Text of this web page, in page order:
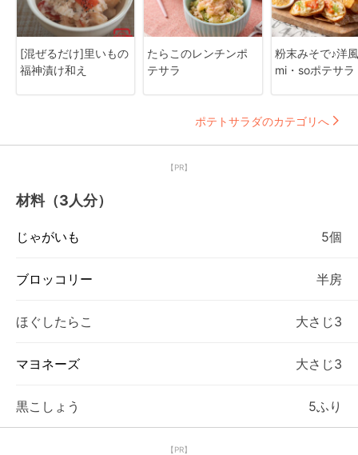
[混ぜるだけ]里いもの
福神漬け和え
たらこのレンチンポ
テサラ
粉末みそで♪洋
mi・soポテサラ
ポテトサラダのカテゴリへ
【PR】
材料（3人分）
じゃがいも 5個
ブロッコリー 半房
ほぐしたらこ 大さじ3
マヨネーズ 大さじ3
黒こしょう 5ふり
【PR】